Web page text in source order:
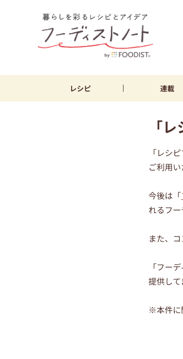
レシピ 連載
「
「レシ
ご利用
今後は「
れるフ
また、
「フー
提供して
※本件に